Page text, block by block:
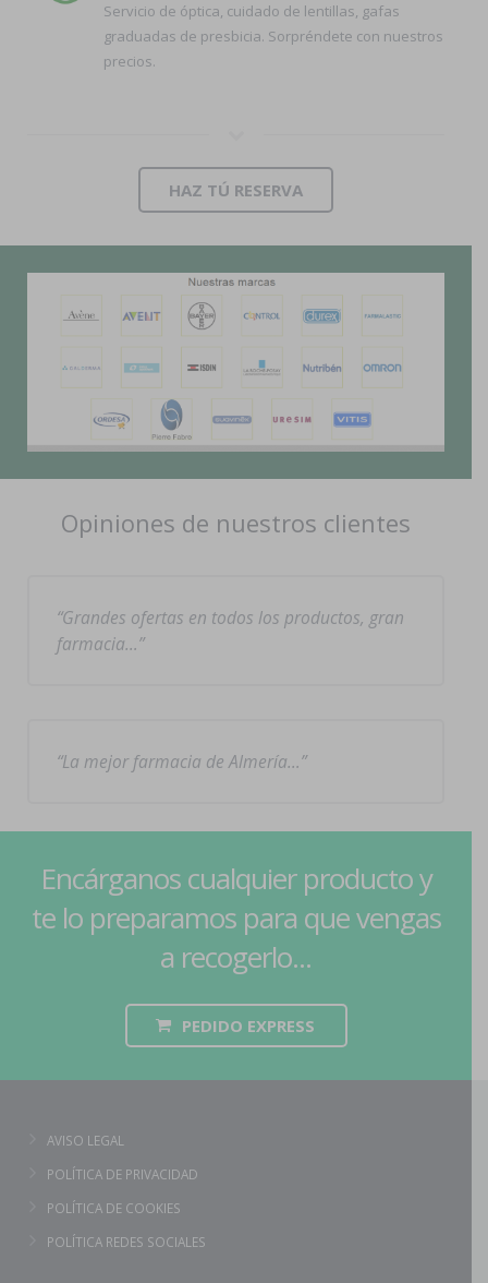
Servicio de óptica, cuidado de lentillas, gafas
graduadas de presbicia. Sorpréndete con nuestros
precios.
HAZ TÚ RESERVA
Opiniones de nuestros clientes
Grandes ofertas en todos los productos, gran
farmacia…
La mejor farmacia de Almería…
Encárganos cualquier producto y
te lo preparamos para que vengas
a recogerlo...
PEDIDO EXPRESS
AVISO LEGAL
POLÍTICA DE PRIVACIDAD
POLÍTICA DE COOKIES
POLÍTICA REDES SOCIALES